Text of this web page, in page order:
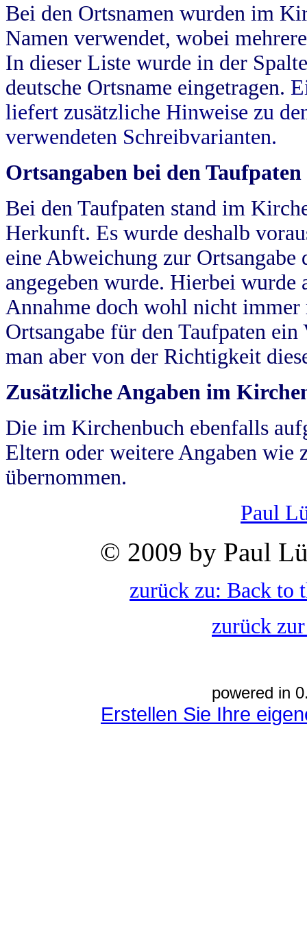
Bei den Ortsnamen wurden im
Namen verwendet, wobei
In dieser Liste wurde in der
deutsche Ortsname eingetragen.
liefert zusätzliche Hinweise zu
verwendeten Schreibvarianten.
Ortsangaben bei den Taufpaten
Bei den Taufpaten stand im
Herkunft. Es wurde deshalb
eine Abweichung zur
angegeben wurde. Hierbei wurde
Annahme doch wohl nicht
Ortsangabe für den Taufpaten
man aber von der Richtigkeit
Zusätzliche Angaben im
Die im Kirchenbuch ebenfalls
Eltern oder weitere Angaben wie
übernommen.
Paul
© 2009 by Paul
zurück zu: Back to
zurück
powered in
Erstellen Sie Ihre